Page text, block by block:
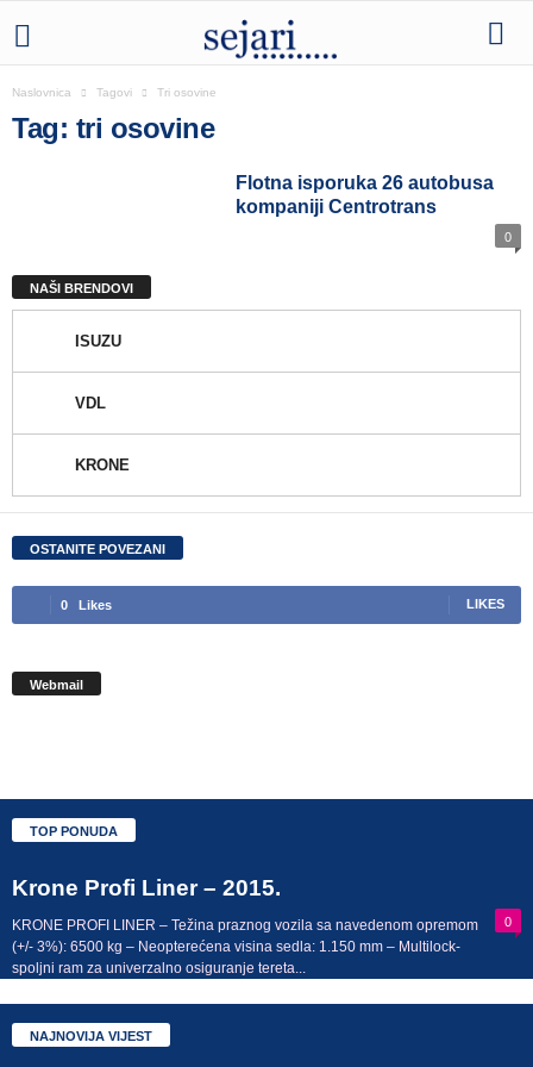
Naslovnica Tagovi Tri osovine
Tag: tri osovine
Flotna isporuka 26 autobusa
kompaniji Centrotrans
0
NAŠI BRENDOVI
OSTANITE POVEZANI
0 Likes LIKES
Webmail
TOP PONUDA
Krone Profi Liner – 2015.
0
KRONE PROFI LINER – Težina praznog vozila sa navedenom opremom
(+/- 3%): 6500 kg – Neopterećena visina sedla: 1.150 mm – Multilock-
spoljni ram za univerzalno osiguranje tereta...
NAJNOVIJA VIJEST